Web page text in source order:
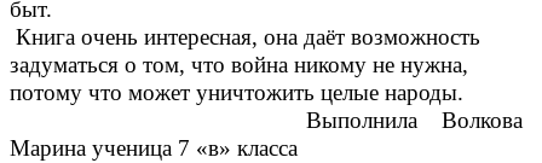
быт.
Книга очень интересная, она даёт возможность
задуматься о том, что война никому не нужна,
потому что может уничтожить целые народы.
Выполнила Волкова
Марина ученица 7 «в» класса